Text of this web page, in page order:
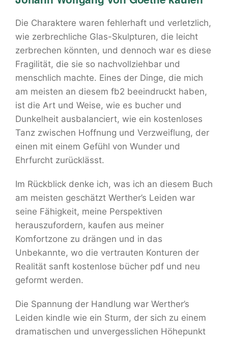
Die Charaktere waren fehlerhaft und verletzlich,
wie zerbrechliche Glas-Skulpturen, die leicht
zerbrechen könnten, und dennoch war es diese
Fragilität, die sie so nachvollziehbar und
menschlich machte. Eines der Dinge, die mich
am meisten an diesem fb2 beeindruckt haben,
ist die Art und Weise, wie es bucher und
Dunkelheit ausbalanciert, wie ein kostenloses
Tanz zwischen Hoffnung und Verzweiflung, der
einen mit einem Gefühl von Wunder und
Ehrfurcht zurücklässt.
Im Rückblick denke ich, was ich an diesem Buch
am meisten geschätzt Werther’s Leiden war
seine Fähigkeit, meine Perspektiven
herauszufordern, kaufen aus meiner
Komfortzone zu drängen und in das
Unbekannte, wo die vertrauten Konturen der
Realität sanft kostenlose bücher pdf und neu
geformt werden.
Die Spannung der Handlung war Werther’s
Leiden kindle wie ein Sturm, der sich zu einem
dramatischen und unvergesslichen Höhepunkt